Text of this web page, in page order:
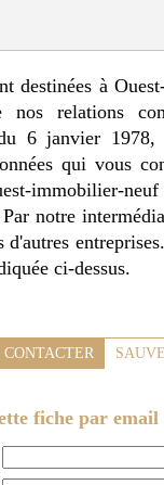
destinées à
relations
6 janvier 1978,
qui vous
immobilier-
notre
ci-dessus.
CONTACTER
fiche par email